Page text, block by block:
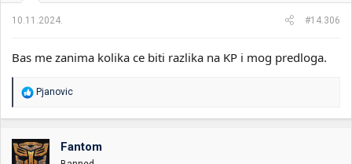
:
10.11.2024. #14.306
Bas me zanima kolika ce biti razlika na KP i mog predloga.
R
o
v
Pjanovic
Fantom